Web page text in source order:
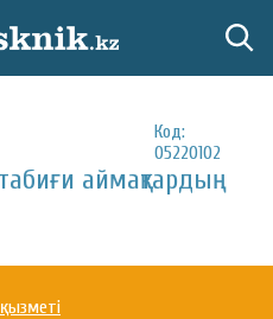
Код:
05220102
аймақтардың